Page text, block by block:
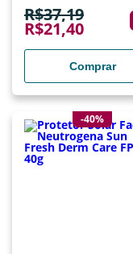
R$37,19
R$21,40
Comprar
-40%